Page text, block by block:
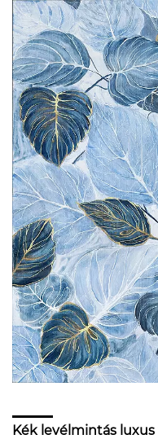
Kék levélmintás